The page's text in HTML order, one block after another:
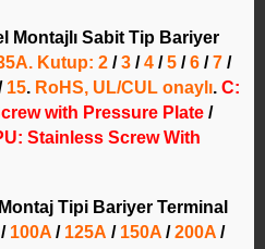
Montajlı Sabit Tip Bariyer
. Kutup: 2 / 3 / 4 / 5 / 6 / 7 /
15. RoHS, UL/CUL onaylı. C:
with Pressure Plate /
Stainless Screw With
Tipi Bariyer Terminal
/ 100A / 125A / 150A / 200A /